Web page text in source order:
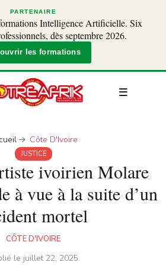
PARTENAIRE
Intelligence Artificielle. Six
dès septembre 2026.
les formations
Côte D'Ivoire
JUSTICE
ivoirien Molare
à vue à la suite d’un
mortel
CÔTE D'IVOIRE
le juillet 22, 2025